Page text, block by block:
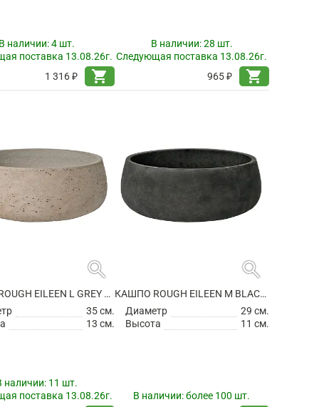
наличии:4 шт.
поставка 13.08.26г.
1 316 ₽
shopping_cart
В наличии:28 шт.
Следующая поставка 13.08.26г.
965 ₽
shopping_cart
search
КАШПО ROUGH EILEEN L GREY WASHED
35 см.
13 см.
наличии: 11 шт.
поставка 13.08.26г.
search
КАШПО ROUGH EILEEN M BLACK WASHED
Диаметр
29 см.
Высота
11 см.
В наличии:более 100 шт.